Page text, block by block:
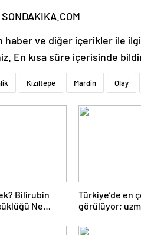
haber ve diğer içerikler ile
En kısa süre içerisinde
Kızıltepe Mardin Olay
Bilirubin
Ne
Türkiye’de en
görülüyor;
uyarıyor! FMF